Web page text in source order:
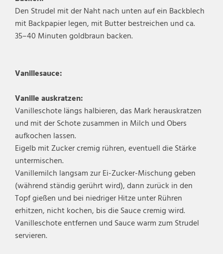
Den Strudel mit der Naht nach unten auf ein Backblech
mit Backpapier legen, mit Butter bestreichen und ca.
35–40 Minuten goldbraun backen.
Vanillesauce:
Vanille auskratzen:
Vanilleschote längs halbieren, das Mark herauskratzen
und mit der Schote zusammen in Milch und Obers
aufkochen lassen.
Eigelb mit Zucker cremig rühren, eventuell die Stärke
untermischen.
Vanillemilch langsam zur Ei-Zucker-Mischung geben
(während ständig gerührt wird), dann zurück in den
Topf gießen und bei niedriger Hitze unter Rühren
erhitzen, nicht kochen, bis die Sauce cremig wird.
Vanilleschote entfernen und Sauce warm zum Strudel
servieren.